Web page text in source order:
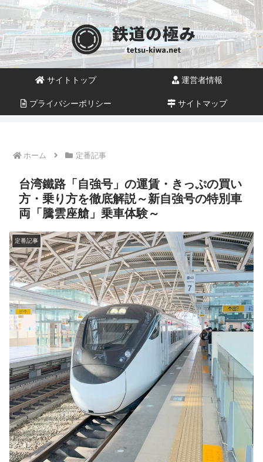
サイトトップ 運営者情報
プライバシーポリシー サイトマップ
ホーム 定番記事
台湾鐵路「自強号」の運賃・きっぷの買い
方・乗り方を徹底解説～新自強号の特別車
両「騰雲座艙」乗車体験～
定番記事